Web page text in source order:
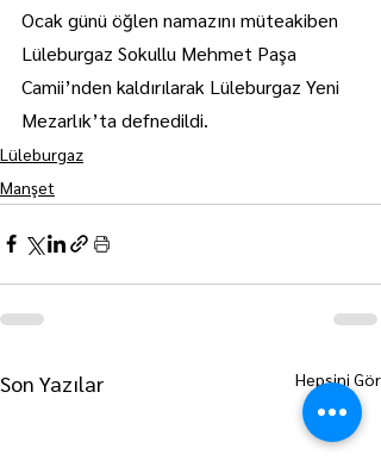
Ocak günü öğlen namazını müteakiben
Lüleburgaz Sokullu Mehmet Paşa
Camii’nden kaldırılarak Lüleburgaz Yeni
Mezarlık’ta defnedildi.
Lüleburgaz
Manşet
Son Yazılar Hepsini Gör